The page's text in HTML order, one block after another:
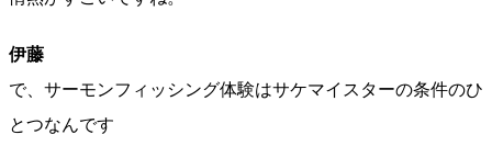
伊藤
で、サーモンフィッシング体験はサケマイスターの条件のひ
とつなんです